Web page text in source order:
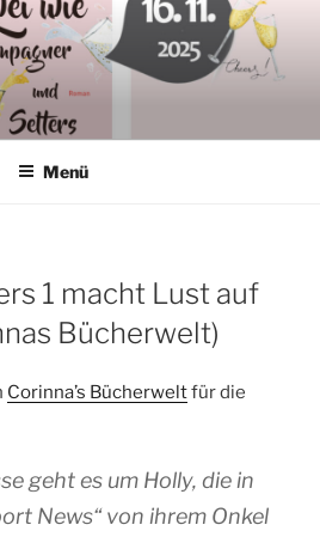
Menü
1 macht Lust auf
Bücherwelt)
Corinna’s Bücherweltfür die
geht es um Holly, die in
News“ von ihrem Onkel